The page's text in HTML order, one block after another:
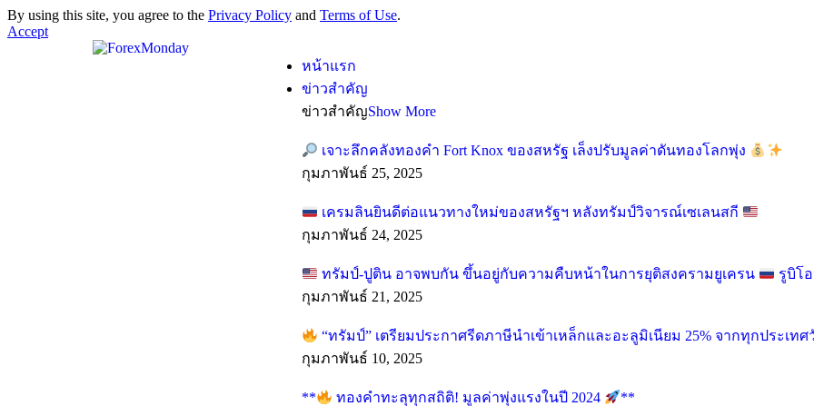
By using this site, you agree to the Privacy Policy and Terms of Use.
Accept
หน้าแรก
ข่าวสำคัญ
ข่าวสำคัญShow More
เจาะลึกคลังทองคำ Fort Knox ของสหรัฐ เล็งปรับมูลค่าดันทองโลกพุ่ง
กุมภาพันธ์ 25, 2025
เครมลินยินดีต่อแนวทางใหม่ของสหรัฐฯ หลังทรัมป์วิจารณ์เซเลนสกี
กุมภาพันธ์ 24, 2025
ทรัมป์-ปูติน อาจพบกัน ขึ้นอยู่กับความคืบหน้าในการยุติสงครามยูเครน
รูบิโ
กุมภาพันธ์ 21, 2025
“ทรัมป์” เตรียมประกาศรีดภาษีนำเข้าเหล็กและอะลูมิเนียม 25% จากทุกประเทศ
กุมภาพันธ์ 10, 2025
** ทองคำทะลุทุกสถิติ! มูลค่าพุ่งแรงในปี 2024
**